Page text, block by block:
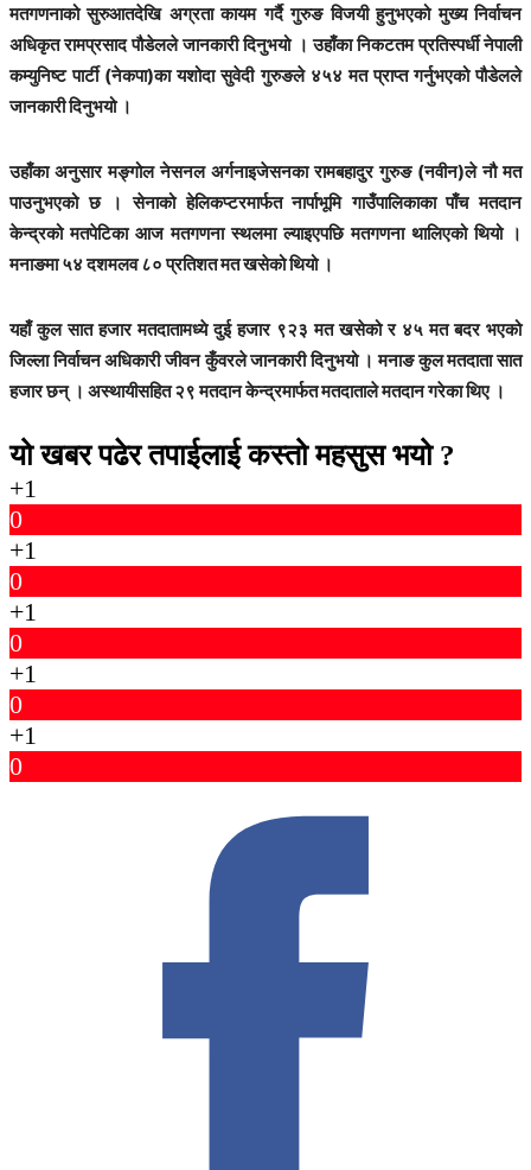
मतगणनाको सुरुआतदेखि अग्रता कायम गर्दै गुरुङ विजयी हुनुभएको मुख्य निर्वाचन
अधिकृत रामप्रसाद पौडेलले जानकारी दिनुभयो । उहाँका निकटतम प्रतिस्पर्धी नेपाली
कम्युनिष्ट पार्टी (नेकपा)का यशोदा सुवेदी गुरुङले ४५४ मत प्राप्त गर्नुभएको पौडेलले
जानकारी दिनुभयो ।
उहाँका अनुसार मङ्गोल नेसनल अर्गनाइजेसनका रामबहादुर गुरुङ (नवीन)ले नौ मत
पाउनुभएको छ । सेनाको हेलिकप्टरमार्फत नार्पाभूमि गाउँपालिकाका पाँच मतदान
केन्द्रको मतपेटिका आज मतगणना स्थलमा ल्याइएपछि मतगणना थालिएको थियो ।
मनाङमा ५४ दशमलव ८० प्रतिशत मत खसेको थियो ।
यहाँ कुल सात हजार मतदातामध्ये दुई हजार ९२३ मत खसेको र ४५ मत बदर भएको
जिल्ला निर्वाचन अधिकारी जीवन कुँवरले जानकारी दिनुभयो । मनाङ कुल मतदाता सात
हजार छन् । अस्थायीसहित २९ मतदान केन्द्रमार्फत मतदाताले मतदान गरेका थिए ।
यो खबर पढेर तपाईलाई कस्तो महसुस भयो ?
+1
0
+1
0
+1
0
+1
0
+1
0